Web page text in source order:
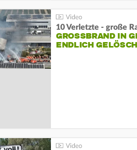
10 Verletzte - große
GROSSBRAND IN
NDLICH GELÖSCHT